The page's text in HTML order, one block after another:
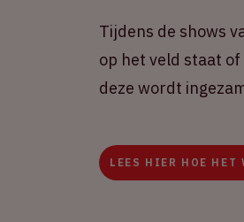
Tijdens de shows
op het veld staat
deze wordt
LEES HIER HOE HET